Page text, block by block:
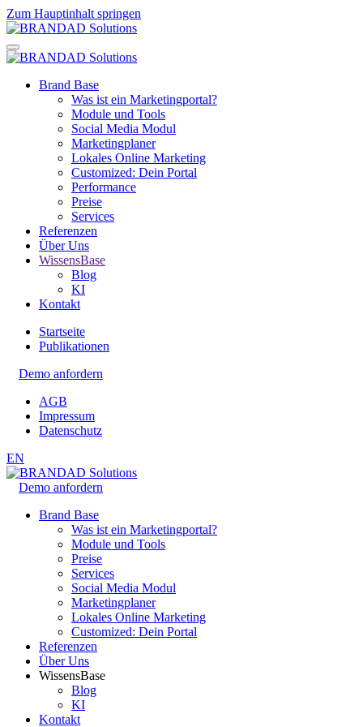
Zum Hauptinhalt springen
Brand Base
Was ist ein Marketingportal?
Module und Tools
Social Media Modul
Marketingplaner
Lokales Online Marketing
Customized: Dein Portal
Performance
Preise
Services
Referenzen
Über Uns
WissensBase
Blog
KI
Kontakt
Startseite
Publikationen
Demo anfordern
AGB
Impressum
Datenschutz
EN
Demo anfordern
Brand Base
Was ist ein Marketingportal?
Module und Tools
Preise
Services
Social Media Modul
Marketingplaner
Lokales Online Marketing
Customized: Dein Portal
Referenzen
Über Uns
WissensBase
Blog
KI
Kontakt